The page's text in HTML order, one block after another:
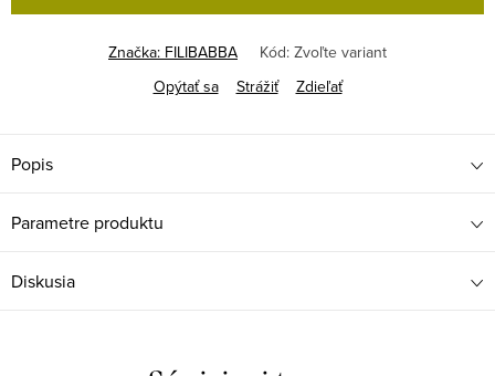
Značka: FILIBABBA Kód: Zvoľte variant
Opýtať sa
Strážiť Zdieľať
Popis
Parametre produktu
Diskusia